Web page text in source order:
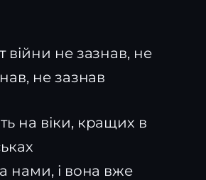
війни не зазнав, не
не зазнав
на віки, кращих в
нами, і вона вже